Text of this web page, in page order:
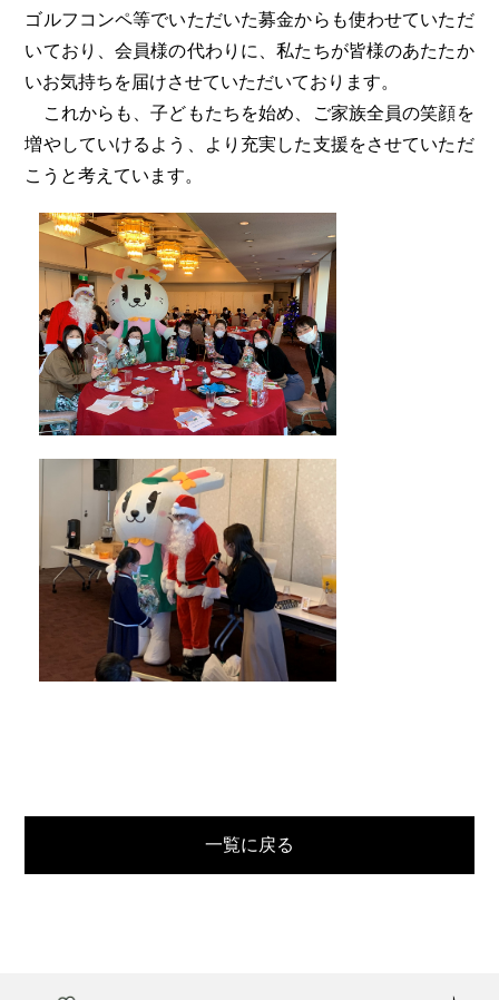
ゴルフコンペ等でいただいた募金からも使わせていただ
いており、会員様の代わりに、私たちが皆様のあたたか
いお気持ちを届けさせていただいております。
これからも、子どもたちを始め、ご家族全員の笑顔を
増やしていけるよう、より充実した支援をさせていただ
こうと考えています。
一覧に戻る